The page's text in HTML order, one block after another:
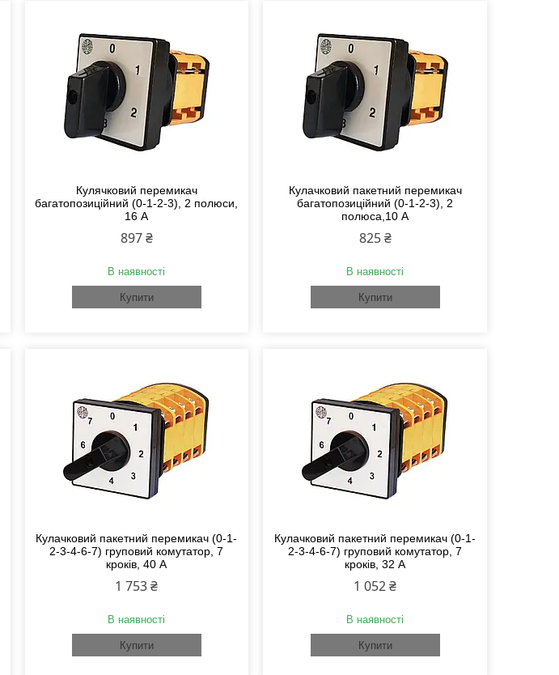
Кулячковий перемикач
багатопозиційний (0-1-2-3), 2 полюси,
16 А
897 ₴
В наявності
Купити
Кулачковий пакетний перемикач
багатопозиційний (0-1-2-3), 2
полюса,10 А
825 ₴
В наявності
Купити
Кулачковий пакетний перемикач (0-1-
2-3-4-6-7) груповий комутатор, 7
кроків, 40 А
1 753 ₴
В наявності
Купити
Кулачковий пакетний перемикач (0-1-
2-3-4-6-7) груповий комутатор, 7
кроків, 32 А
1 052 ₴
В наявності
Купити